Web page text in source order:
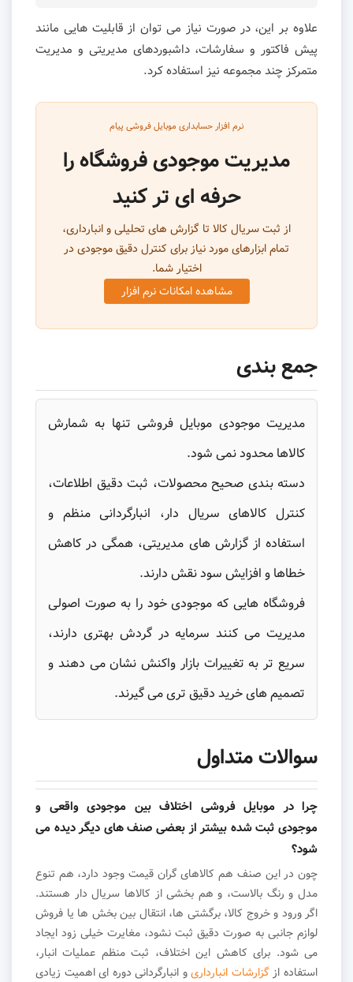
علاوه بر این، در صورت نیاز می توان از قابلیت هایی مانند
پیش فاکتور و سفارشات، داشبوردهای مدیریتی و مدیریت
متمرکز چند مجموعه نیز استفاده کرد.
نرم افزار حسابداری موبایل فروشی پیام
مدیریت موجودی فروشگاه را
حرفه ای تر کنید
از ثبت سریال کالا تا گزارش های تحلیلی و انبارداری،
تمام ابزارهای مورد نیاز برای کنترل دقیق موجودی در
اختیار شما.
مشاهده امکانات نرم افزار
جمع بندی
مدیریت موجودی موبایل فروشی تنها به شمارش
کالاها محدود نمی شود.
دسته بندی صحیح محصولات، ثبت دقیق اطلاعات،
کنترل کالاهای سریال دار، انبارگردانی منظم و
استفاده از گزارش های مدیریتی، همگی در کاهش
خطاها و افزایش سود نقش دارند.
فروشگاه هایی که موجودی خود را به صورت اصولی
مدیریت می کنند سرمایه در گردش بهتری دارند،
سریع تر به تغییرات بازار واکنش نشان می دهند و
تصمیم های خرید دقیق تری می گیرند.
سوالات متداول
چرا در موبایل فروشی اختلاف بین موجودی واقعی و
موجودی ثبت شده بیشتر از بعضی صنف های دیگر دیده می
شود؟
چون در این صنف هم کالاهای گران قیمت وجود دارد، هم تنوع
مدل و رنگ بالاست، و هم بخشی از کالاها سریال دار هستند.
اگر ورود و خروج کالا، برگشتی ها، انتقال بین بخش ها یا فروش
لوازم جانبی به صورت دقیق ثبت نشود، مغایرت خیلی زود ایجاد
می شود. برای کاهش این اختلاف، ثبت منظم عملیات انبار،
استفاده از گزارشات انبارداریو انبارگردانی دوره ای اهمیت زیادی